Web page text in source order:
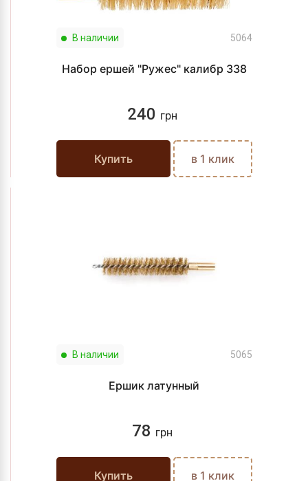
В наличии 5064
Набор ершей "Ружес" калибр 338
240 грн
Купить в 1 клик
В наличии 5065
Ершик латунный
78 грн
Купить в 1 клик